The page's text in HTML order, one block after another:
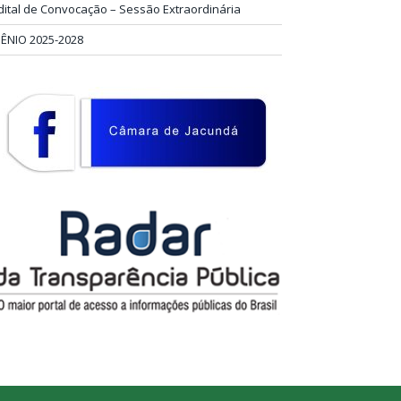
de Convocação – Sessão Extraordinária
2025-2028